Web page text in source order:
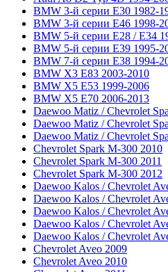
BMW 3-й серии E30 1982-
BMW 3-й серии E46 1998-
BMW 5-й серии E28 / E34
BMW 5-й серии E39 1995-
BMW 7-й серии E38 1994-
BMW X3 E83 2003-2010
BMW X5 E53 1999-2006
BMW X5 E70 2006-2013
Daewoo Matiz / Chevrolet
Daewoo Matiz / Chevrolet
Daewoo Matiz / Chevrolet
Chevrolet Spark M-300 2010
Chevrolet Spark M-300 2011
Chevrolet Spark M-300 2012
Daewoo Kalos / Chevrolet
Daewoo Kalos / Chevrolet
Daewoo Kalos / Chevrolet
Daewoo Kalos / Chevrolet
Daewoo Kalos / Chevrolet
Chevrolet Aveo 2009
Chevrolet Aveo 2010